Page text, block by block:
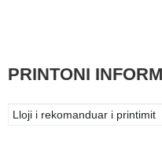
PRINTONI
Lloji i rekomanduar i printimit